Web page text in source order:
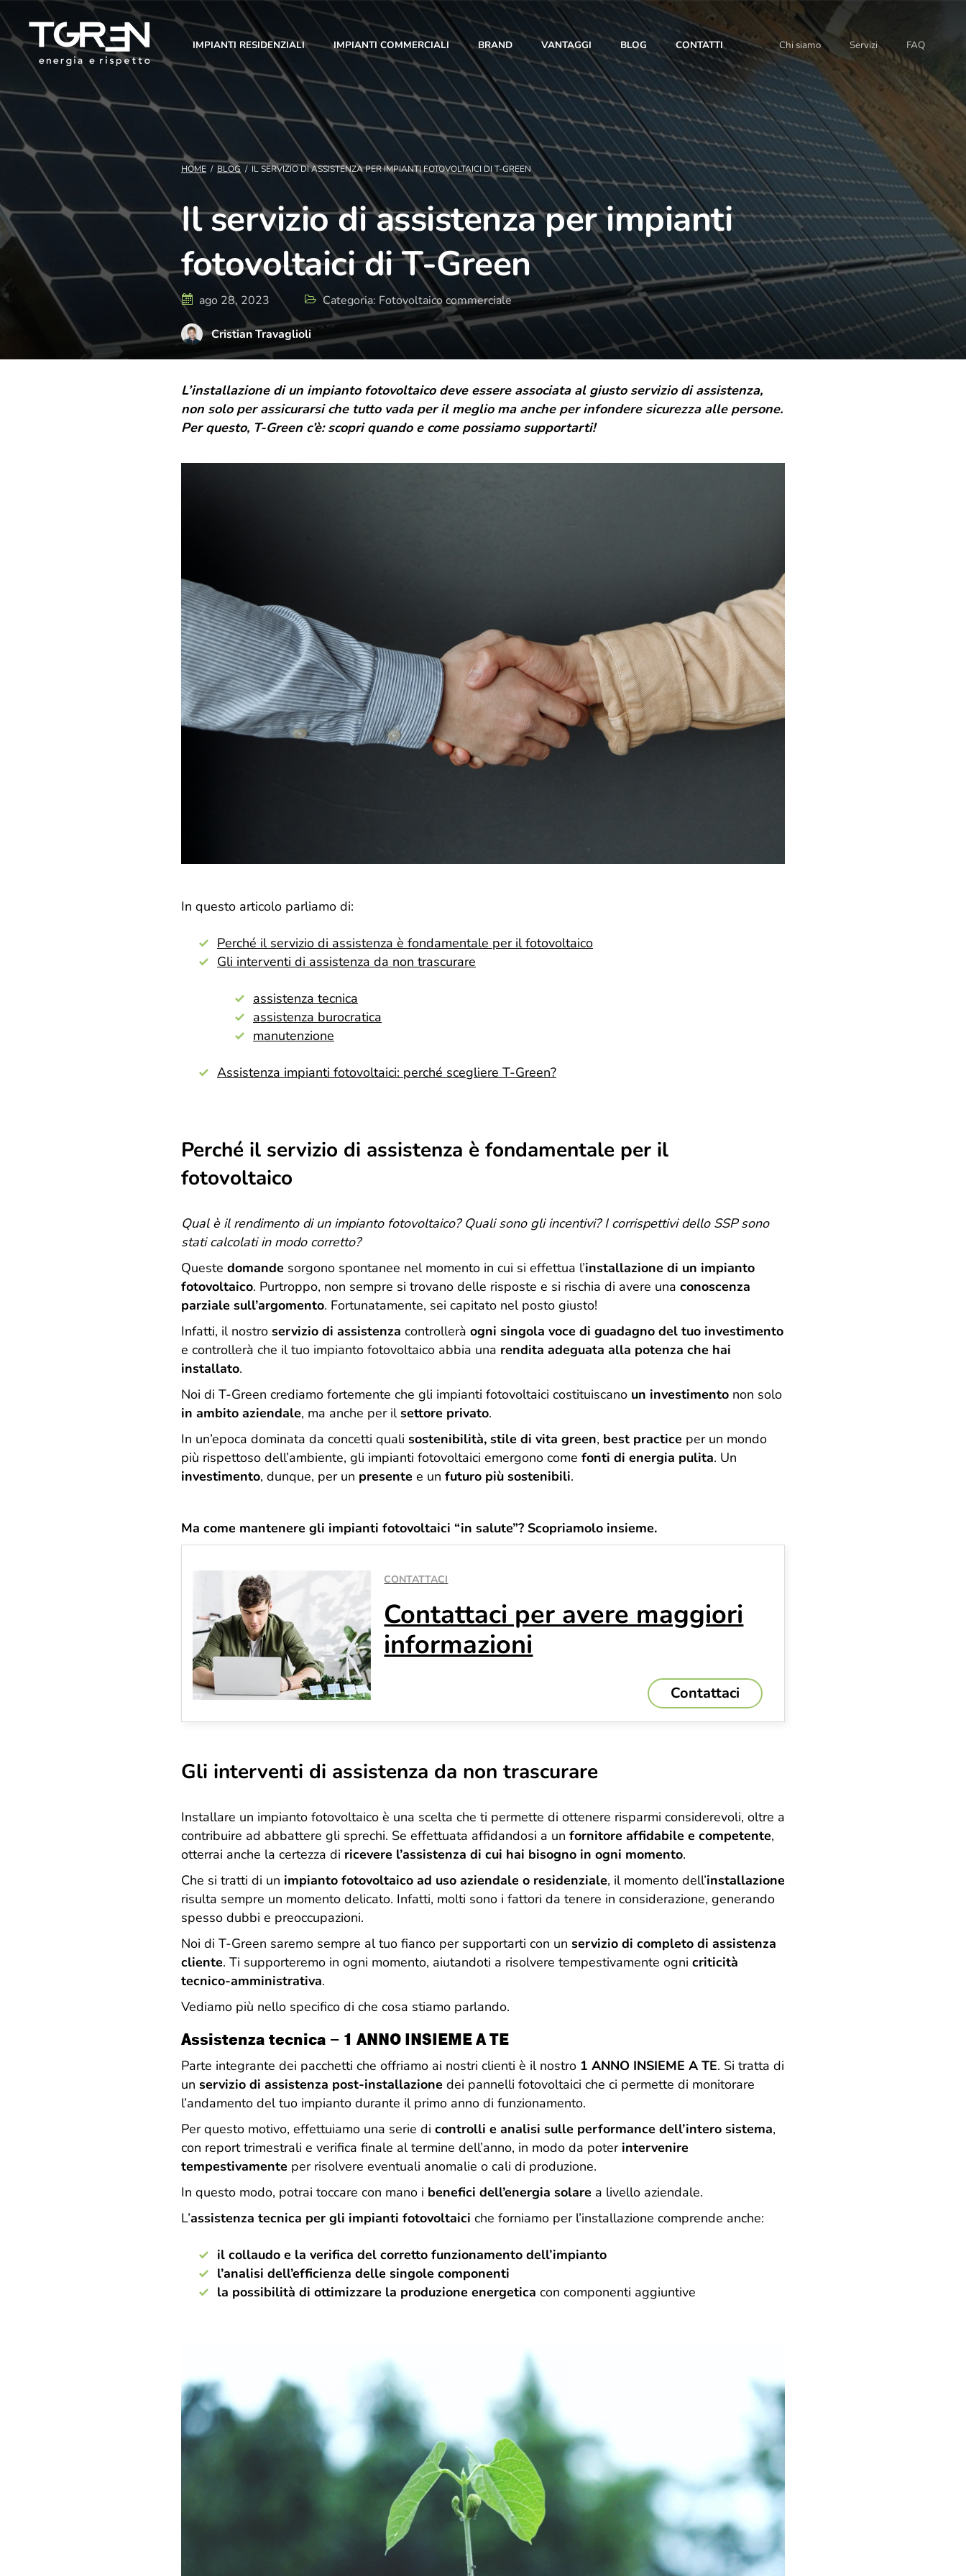
IMPIANTI RESIDENZIALI IMPIANTI COMMERCIALI BRAND VANTAGGI BLOG CONTATTI Chi siamo Servizi FAQ
HOME / BLOG / IL SERVIZIO DI ASSISTENZA PER IMPIANTI FOTOVOLTAICI DI T-GREEN
Il servizio di assistenza per impianti
fotovoltaici di T-Green
ago 28, 2023 Categoria: Fotovoltaico commerciale
Cristian Travaglioli
L’installazione di un impianto fotovoltaico deve essere associata al giusto servizio di assistenza,
non solo per assicurarsi che tutto vada per il meglio ma anche per infondere sicurezza alle persone.
Per questo, T-Green c’è: scopri quando e come possiamo supportarti!
In questo articolo parliamo di:
Perché il servizio di assistenza è fondamentale per il fotovoltaico
Gli interventi di assistenza da non trascurare
assistenza tecnica
assistenza burocratica
manutenzione
Assistenza impianti fotovoltaici: perché scegliere T-Green?
Perché il servizio di assistenza è fondamentale per il
fotovoltaico
Qual è il rendimento di un impianto fotovoltaico? Quali sono gli incentivi? I corrispettivi dello SSP sono
stati calcolati in modo corretto?
Queste domande sorgono spontanee nel momento in cui si effettua l’installazione di un impianto
fotovoltaico. Purtroppo, non sempre si trovano delle risposte e si rischia di avere una conoscenza
parziale sull’argomento. Fortunatamente, sei capitato nel posto giusto!
Infatti, il nostro servizio di assistenza controllerà ogni singola voce di guadagno del tuo investimento
e controllerà che il tuo impianto fotovoltaico abbia una rendita adeguata alla potenza che hai
installato.
Noi di T-Green crediamo fortemente che gli impianti fotovoltaici costituiscano un investimento non solo
in ambito aziendale, ma anche per ilsettore privato.
In un’epoca dominata da concetti quali sostenibilità, stile di vita green, best practice per un mondo
più rispettoso dell’ambiente, gli impianti fotovoltaici emergono come fonti di energia pulita. Un
investimento, dunque, per un presente e un futuro più sostenibili.
Ma come mantenere gli impianti fotovoltaici “in salute”? Scopriamolo insieme.
CONTATTACI
Contattaci per avere maggiori
informazioni
Contattaci
Gli interventi di assistenza da non trascurare
Installare un impianto fotovoltaico è una scelta che ti permette di ottenere risparmi considerevoli, oltre a
contribuire ad abbattere gli sprechi. Se effettuata affidandosi a un fornitore affidabile e competente,
otterrai anche la certezza di ricevere l’assistenza di cui hai bisogno in ogni momento.
Che si tratti di un impianto fotovoltaico ad uso aziendale o residenziale, il momento dell’installazione
risulta sempre un momento delicato. Infatti, molti sono i fattori da tenere in considerazione, generando
spesso dubbi e preoccupazioni.
Noi di T-Green saremo sempre al tuo fianco per supportarti con un servizio di completo di assistenza
cliente. Ti supporteremo in ogni momento, aiutandoti a risolvere tempestivamente ogni criticità
tecnico-amministrativa.
Vediamo più nello specifico di che cosa stiamo parlando.
Assistenza tecnica – 1 ANNO INSIEME A TE
Parte integrante dei pacchetti che offriamo ai nostri clienti è il nostro 1 ANNO INSIEME A TE. Si tratta di
un servizio di assistenza post-installazione dei pannelli fotovoltaici che ci permette di monitorare
l’andamento del tuo impianto durante il primo anno di funzionamento.
Per questo motivo, effettuiamo una serie di controlli e analisi sulle performance dell’intero sistema,
con report trimestrali e verifica finale al termine dell’anno, in modo da poter intervenire
tempestivamente per risolvere eventuali anomalie o cali di produzione.
In questo modo, potrai toccare con mano i benefici dell’energia solare a livello aziendale.
L’assistenza tecnica per gli impianti fotovoltaici che forniamo per l’installazione comprende anche:
il collaudo e la verifica del corretto funzionamento dell’impianto
l’analisi dell’efficienza delle singole componenti
la possibilità di ottimizzare la produzione energetica con componenti aggiuntive
10 Anni di Noi!
L’anno 2023 segna un traguardo importante: i 10
anni di T-Green. Con te al nostro fianco siamo
cresciuti giorno dopo giorno, fino a diventare una
grande famiglia. E da oggi, come regalo,
desideriamo indossare un nuovo abito. La nuova
veste grafica vuole essere un gesto di cura e
Green, ma sempre con uno sguardo rivolto a dove
tutto è iniziato.